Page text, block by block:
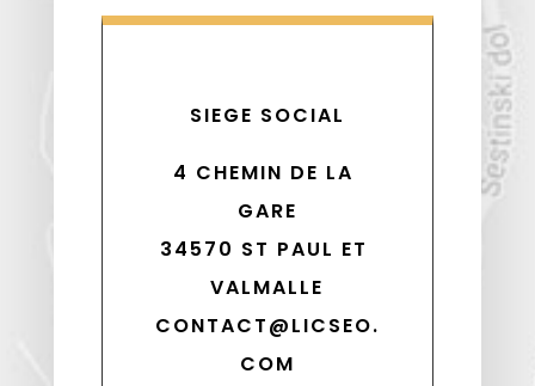
SIEGE SOCIAL
4 CHEMIN DE LA
GARE
34570 ST PAUL ET
VALMALLE
CONTACT@LICSEO.
COM